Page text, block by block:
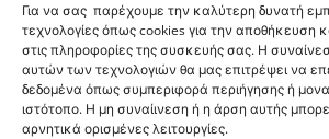
Για να σας παρέχουμε την καλύτερη δυνατή
τεχνολογίες όπως cookies για την αποθήκευση
στις πληροφορίες της συσκευής σας. Η
αυτών των τεχνολογιών θα μας επιτρέψει να
δεδομένα όπως συμπεριφορά περιήγησης ή
ιστότοπο. Η μη συναίινεση ή η άρση αυτής
αρνητικά ορισμένες λειτουργίες.
Η BOXmind παρέχει πληροφοριακές και
υπηρεσίες. Δεν προσφέρει υπηρεσίες
διαγραφής οφειλών.